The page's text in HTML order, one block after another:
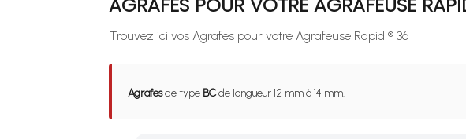
Trouvez ici vos Agrafes pour votre Agrafeuse Rapid ® 36
Agrafesde type BCde longueur 12 mm à 14 mm.